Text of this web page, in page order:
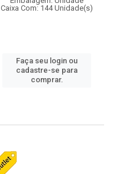
Caixa Com: 144 Unidade(s)
Faça seu login ou
cadastre-se para
comprar.